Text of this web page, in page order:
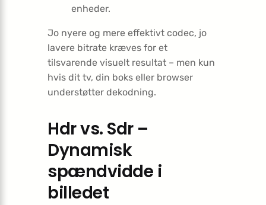
enheder.
Jo nyere og mere effektivt codec, jo
lavere bitrate kræves for et
tilsvarende visuelt resultat – men kun
hvis dit tv, din boks eller browser
understøtter dekodning.
Hdr vs. Sdr –
Dynamisk
spændvidde i
billedet